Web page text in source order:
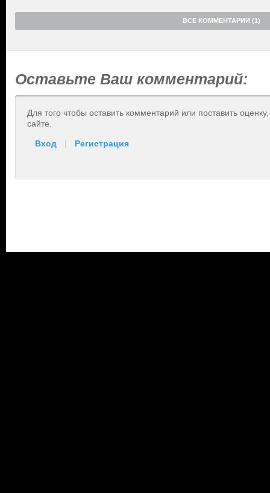
ВСЕ КОММЕНТАРИИ (1)
Оставьте Ваш комментарий:
Для того чтобы оставить комментарий или поставить
сайте.
Вход | Регистрация